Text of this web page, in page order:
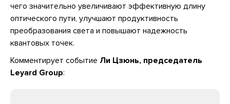
чего значительно увеличивают эффективную длину
оптического пути, улучшают продуктивность
преобразования света и повышают надежность
квантовых точек.
Комментирует событие Ли Цзюнь, председатель
Leyard Group: